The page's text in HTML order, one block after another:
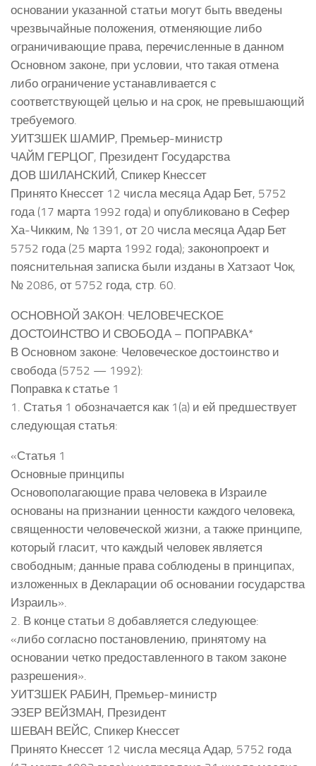
основании указанной статьи могут быть введены
чрезвычайные положения, отменяющие либо
ограничивающие права, перечисленные в данном
Основном законе, при условии, что такая отмена
либо ограничение устанавливается с
соответствующей целью и на срок, не превышающий
требуемого.
УИТЗШЕК ШАМИР, Премьер-министр
ЧАЙМ ГЕРЦОГ, Президент Государства
ДОВ ШИЛАНСКИЙ, Спикер Кнессет
Принято Кнессет 12 числа месяца Адар Бет, 5752
года (17 марта 1992 года) и опубликовано в Сефер
Ха-Чикким, № 1391, от 20 числа месяца Адар Бет
5752 года (25 марта 1992 года); законопроект и
пояснительная записка были изданы в Хатзаот Чок,
№ 2086, от 5752 года, стр. 60.
ОСНОВНОЙ ЗАКОН: ЧЕЛОВЕЧЕСКОЕ
ДОСТОИНСТВО И СВОБОДА – ПОПРАВКА*
В Основном законе: Человеческое достоинство и
свобода (5752 — 1992):
Поправка к статье 1
1. Статья 1 обозначается как 1(a) и ей предшествует
следующая статья:
«Статья 1
Основные принципы
Основополагающие права человека в Израиле
основаны на признании ценности каждого человека,
священности человеческой жизни, а также принципе,
который гласит, что каждый человек является
свободным; данные права соблюдены в принципах,
изложенных в Декларации об основании государства
Израиль».
2. В конце статьи 8 добавляется следующее:
«либо согласно постановлению, принятому на
основании четко предоставленного в таком законе
разрешения».
УИТЗШЕК РАБИН, Премьер-министр
ЭЗЕР ВЕЙЗМАН, Президент
ШЕВАН ВЕЙС, Спикер Кнессет
Принято Кнессет 12 числа месяца Адар, 5752 года